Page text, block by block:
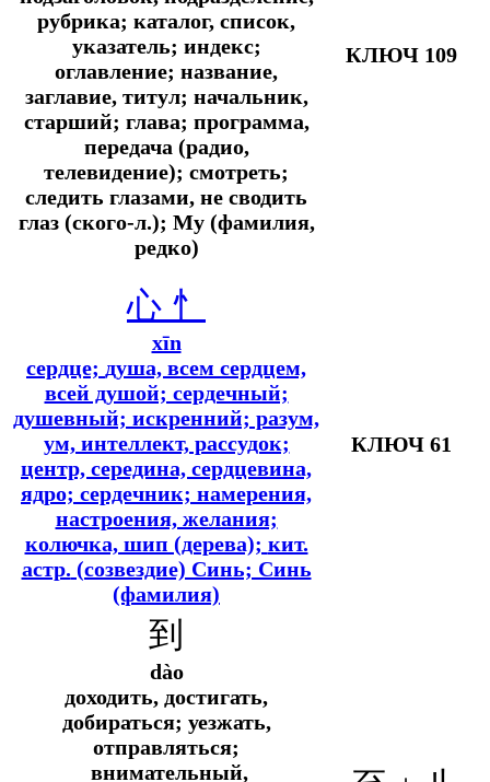
рубрика; каталог, список,
указатель; индекс;
оглавление; название,
заглавие, титул; начальник,
старший; глава; программа,
передача (радио,
телевидение); смотреть;
следить глазами, не сводить
глаз (ского-л.); Му (фамилия,
редко)
КЛЮЧ 109
心 忄
xīn
сердце; душа, всем сердцем,
всей душой; сердечный;
душевный; искренний; разум,
ум, интеллект, рассудок;
центр, середина, сердцевина,
ядро; сердечник; намерения,
настроения, желания;
колючка, шип (дерева); кит.
астр. (созвездие) Синь; Синь
(фамилия)
КЛЮЧ 61
到
dào
доходить, достигать,
добираться; уезжать,
отправляться;
внимательный,